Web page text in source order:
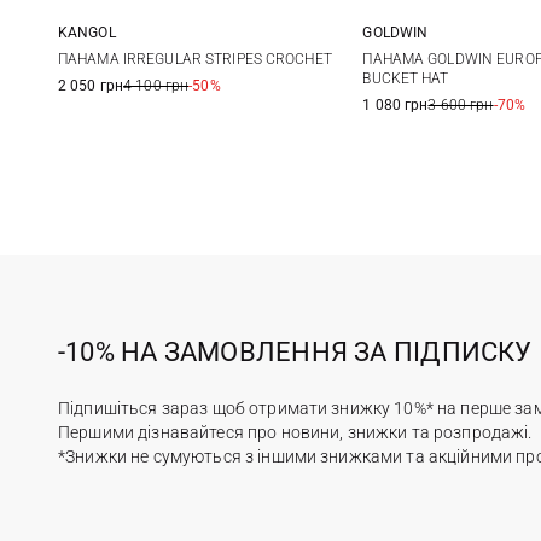
One size
KANGOL
ПАНАМА IRREGULAR STRIPES CROCHET
2 050 грн4 100 грн-50%
M L
GOLDWIN
ПАНАМА GOLDWIN
BUCKET HAT
1 080 грн3 600 грн-70%
-10% НА ЗАМОВЛЕННЯ ЗА ПІДПИСКУ
Підпишіться зараз щоб отримати знижку 10%* на перше
Першими дізнавайтеся про новини, знижки та розпродажі.
*Знижки не сумуються з іншими знижками та акційними